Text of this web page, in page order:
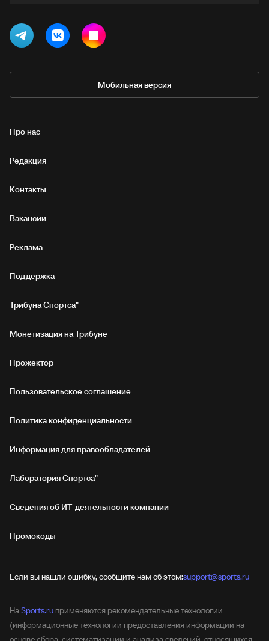
Мобильная версия
Про нас
Редакция
Контакты
Вакансии
Реклама
Поддержка
Трибуна Спортса"
Монетизация на Трибуне
Прожектор
Пользовательское соглашение
Политика конфиденциальности
Информация для правообладателей
Лаборатория Спортса"
Сведения об ИТ‑деятельности компании
Промокоды
Если вы нашли ошибку, сообщите нам об этом:support@sports.ru
НаSports.ru применяются рекомендательные технологии
(информационные технологии предоставления информации на